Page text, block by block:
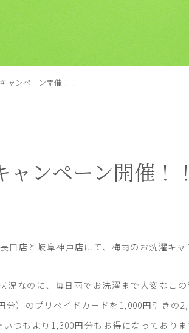
ャンペーン開催！！
ンペーン開催！！
口店と岐阜神戸店にて、梅雨のお洗濯キャ
況なのに、毎日雨でお洗濯まで大変なこ
）のプリペイドカードを1,000円引きの
つもより1,300円分もお得になっており